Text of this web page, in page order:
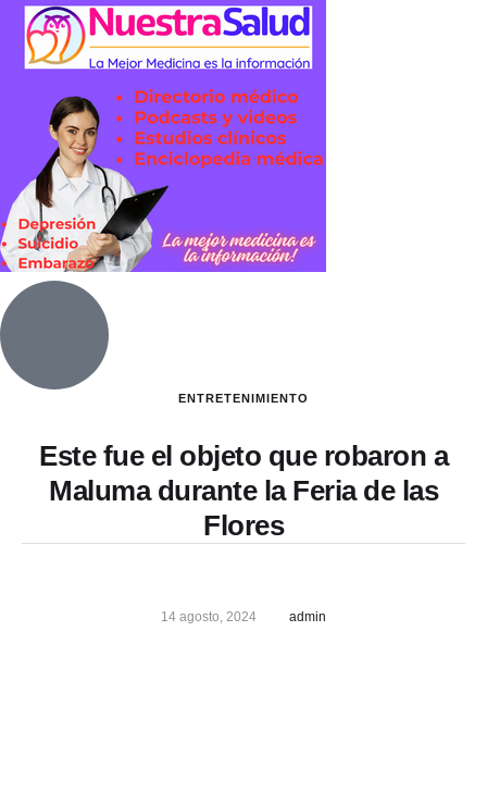
ENTRETENIMIENTO
Este fue el objeto que robaron a
Maluma durante la Feria de las
Flores
14 agosto, 2024 admin